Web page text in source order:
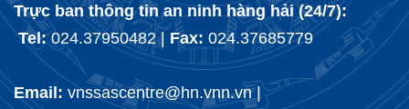
Trực ban thông tin an ninh hàng hải (24/7):
Tel:024.37950482 | Fax: 024.37685779
Email: vnssascentre@hn.vnn.vn |